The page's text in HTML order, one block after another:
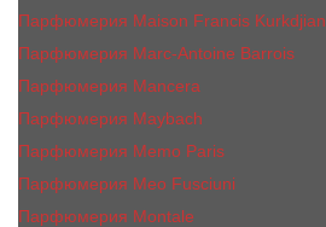
Парфюмерия Maison Francis Kurkdjian
Парфюмерия Marc-Antoine Barrois
Парфюмерия Mancera
Парфюмерия Maybach
Парфюмерия Memo Paris
Парфюмерия Meo Fusciuni
Парфюмерия Montale